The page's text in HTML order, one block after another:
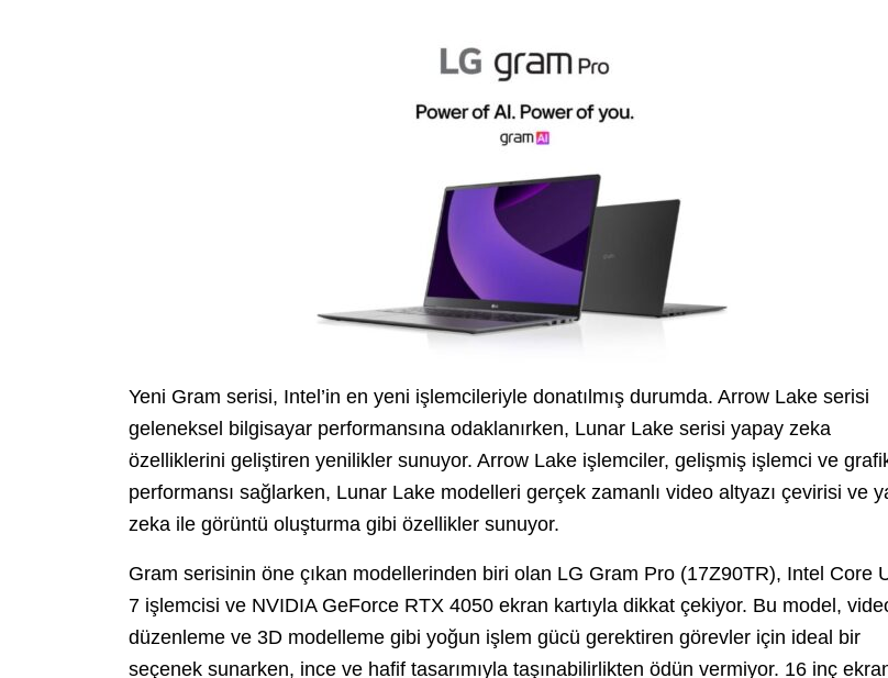
Yeni Gram serisi, Intel’in en yeni işlemcileriyle donatılmış durumda. Arrow Lake serisi
geleneksel bilgisayar performansına odaklanırken, Lunar Lake serisi yapay zeka
özelliklerini geliştiren yenilikler sunuyor. Arrow Lake işlemciler, gelişmiş işlemci ve
performansı sağlarken, Lunar Lake modelleri gerçek zamanlı video altyazı çevirisi ve
zeka ile görüntü oluşturma gibi özellikler sunuyor.
Gram serisinin öne çıkan modellerinden biri olan LG Gram Pro (17Z90TR), Intel Core
7 işlemcisi ve NVIDIA GeForce RTX 4050 ekran kartıyla dikkat çekiyor. Bu model,
düzenleme ve 3D modelleme gibi yoğun işlem gücü gerektiren görevler için ideal bir
seçenek sunarken, ince ve hafif tasarımıyla taşınabilirlikten ödün vermiyor. 16 inç